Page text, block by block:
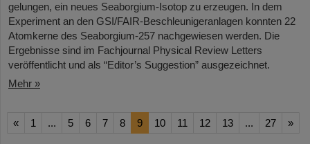
gelungen, ein neues Seaborgium-Isotop zu erzeugen. In dem
Experiment an den GSI/FAIR-Beschleunigeranlagen konnten 22
Atomkerne des Seaborgium-257 nachgewiesen werden. Die
Ergebnisse sind im Fachjournal Physical Review Letters
veröffentlicht und als “Editor’s Suggestion” ausgezeichnet.
Mehr »
« 1 ... 5 6 7 8 9 10 11 12 13 ... 27 »